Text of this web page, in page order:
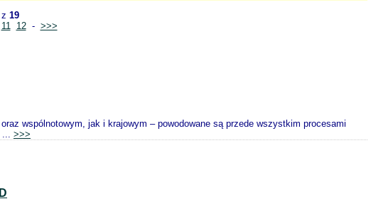
z 19
11 12- >>>
wspólnotowym, jak i krajowym – powodowane są przede wszystkim procesami
... >>>